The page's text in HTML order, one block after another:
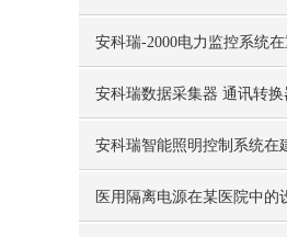
的设计与应用
安科瑞-2000电力监控系统
自控电池有限公司的应用
安科瑞数据采集器 通讯转换
安科瑞智能照明控制系统在
院项目的设计与应用
医用隔离电源在某医院中的